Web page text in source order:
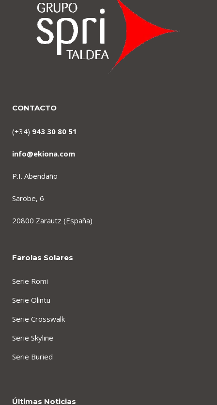
CONTACTO
(+34) 943 30 80 51
info@ekiona.com
P.I. Abendaño
Sarobe, 6
20800 Zarautz (España)
Farolas Solares
Serie Romi
Serie Olintu
Serie Crosswalk
Serie Skyline
Serie Buried
Últimas Noticias